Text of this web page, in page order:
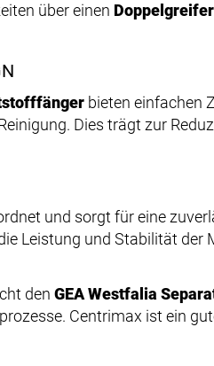
über einen Doppelgreifer
bieten einfachen
Dies trägt zur
und sorgt für eine
Leistung und Stabilität der
den GEA Westfalia
Centrimax ist ein